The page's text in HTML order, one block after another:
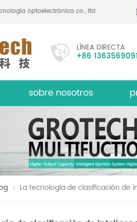
tecnología optoelectrónica co., ltd
LÍNEA DIRECTA
+86
sobre nosotros
/ La tecnología de clasificación de